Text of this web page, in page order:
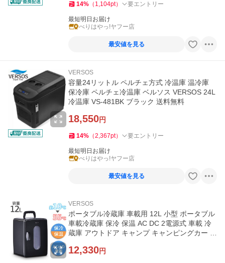
14% （ 1,104pt） 要エントリー
最短明日お届け
べりはやっ!ヤフー店
最安値を見る
VERSOS
容量24リットル ペルチェ方式 冷温庫 温冷庫
保冷庫 ペルチェ冷温庫 ベルソス VERSOS 24L
冷温庫 VS-481BK ブラック 送料無料
18,550円
14% （2,367pt） 要エントリー
最短明日お届け
べりはやっ!ヤフー店
最安値を見る
VERSOS
ポータブル冷蔵庫 車載用 12L 小型 ポータブル
車載冷蔵庫 保冷 保温 AC DC 2電源式 車載 冷
蔵庫 アウトドア キャンプ キャンピングカー 1
12,330円